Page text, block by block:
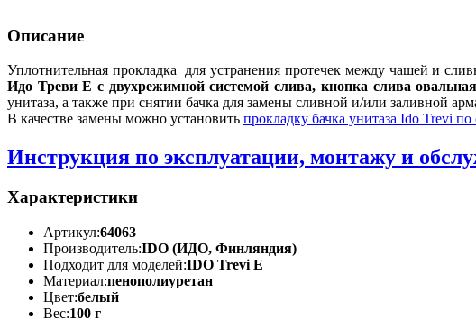
Описание
Уплотнительная прокладка для устранения протечек между чашей и
Идо Треви Е с двухрежимной системой слива, кнопка слива
унитаза, а также при снятии бачка для замены сливной и/или заливной
В качестве замены можно установить прокладку бачка унитаза Ido Trevi по
Инструкция по эксплуатации, монтажу и
Характеристики
Артикул:64063
Производитель:IDO (ИДО, Финляндия)
Подходит для моделей:IDO Trevi E
Материал:пенополиуретан
Цвет:белый
Вес:100 г